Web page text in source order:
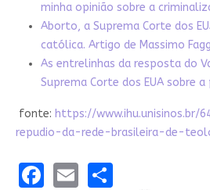
minha opinião sobre a
Aborto, a Suprema Corte dos
católica. Artigo de Massimo
As entrelinhas da resposta do
Suprema Corte dos EUA sobre
fonte: https://www.ihu.unisinos.br/
repudio-da-rede-brasileira-de-
Facebook
EmailShare